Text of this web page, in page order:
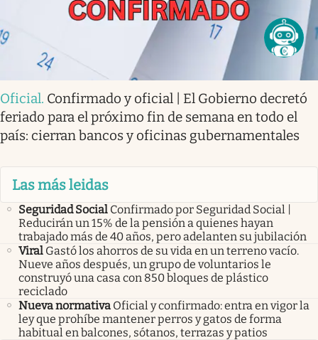
Oficial. Confirmado y oficial | El Gobierno decretó
feriado para el próximo fin de semana en todo el
país: cierran bancos y oficinas gubernamentales
Las más leidas
Seguridad Social Confirmado por Seguridad Social |
Reducirán un 15% de la pensión a quienes hayan
trabajado más de 40 años, pero adelanten su jubilación
Viral Gastó los ahorros de su vida en un terreno vacío.
Nueve años después, un grupo de voluntarios le
construyó una casa con 850 bloques de plástico
reciclado
Nueva normativa Oficial y confirmado: entra en vigor la
ley que prohíbe mantener perros y gatos de forma
habitual en balcones, sótanos, terrazas y patios